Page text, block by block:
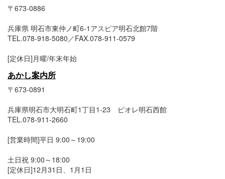
〒673-0886
兵庫県 明石市東仲ノ町6-1アスピア明石北館7階
TEL.078-918-5080／FAX.078-911-0579
[定休日]月曜/年末年始
あかし案内所
〒673-0891
兵庫県明石市大明石町1丁目1-23 ピオレ明石西館
TEL.078-911-2660
[営業時間]平日 9:00～19:00
土日祝 9:00～18:00
[定休日]12月31日、1月1日